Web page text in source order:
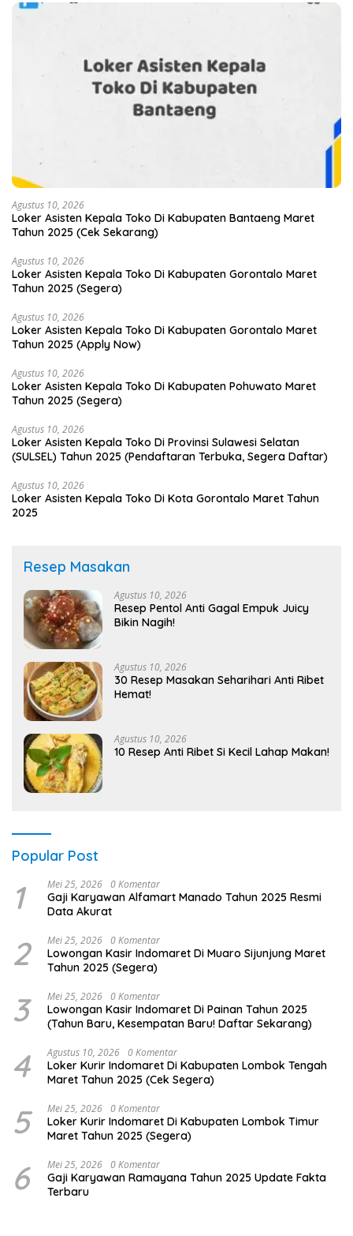
Agustus 10, 2026
Loker Asisten Kepala Toko Di Kabupaten Bantaeng Maret
Tahun 2025 (Cek Sekarang)
Agustus 10, 2026
Loker Asisten Kepala Toko Di Kabupaten Gorontalo Maret
Tahun 2025 (Segera)
Agustus 10, 2026
Loker Asisten Kepala Toko Di Kabupaten Gorontalo Maret
Tahun 2025 (Apply Now)
Agustus 10, 2026
Loker Asisten Kepala Toko Di Kabupaten Pohuwato Maret
Tahun 2025 (Segera)
Agustus 10, 2026
Loker Asisten Kepala Toko Di Provinsi Sulawesi Selatan
(SULSEL) Tahun 2025 (Pendaftaran Terbuka, Segera Daftar)
Agustus 10, 2026
Loker Asisten Kepala Toko Di Kota Gorontalo Maret Tahun
2025
Resep Masakan
Agustus 10, 2026
Resep Pentol Anti Gagal Empuk Juicy
Bikin Nagih!
Agustus 10, 2026
30 Resep Masakan Seharihari Anti Ribet
Hemat!
Agustus 10, 2026
10 Resep Anti Ribet Si Kecil Lahap Makan!
Popular Post
1 Mei 25, 2026 0 Komentar
Gaji Karyawan Alfamart Manado Tahun 2025 Resmi
Data Akurat
2 Mei 25, 2026 0 Komentar
Lowongan Kasir Indomaret Di Muaro Sijunjung Maret
Tahun 2025 (Segera)
3 Mei 25, 2026 0 Komentar
Lowongan Kasir Indomaret Di Painan Tahun 2025
(Tahun Baru, Kesempatan Baru! Daftar Sekarang)
4 Agustus 10, 2026 0 Komentar
Loker Kurir Indomaret Di Kabupaten Lombok Tengah
Maret Tahun 2025 (Cek Segera)
5 Mei 25, 2026 0 Komentar
Loker Kurir Indomaret Di Kabupaten Lombok Timur
Maret Tahun 2025 (Segera)
6 Mei 25, 2026 0 Komentar
Gaji Karyawan Ramayana Tahun 2025 Update Fakta
Terbaru